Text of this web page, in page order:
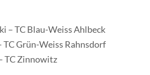
– TC Blau-Weiss Ahlbeck
TC Grün-Weiss Rahnsdorf
TC Zinnowitz